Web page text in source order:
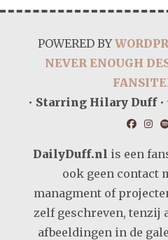
POWERED BY
NEVER ENOUGH
• Starring Hilary Duff•
DailyDuff.nl is een
ook geen contact
managment of
zelf geschreven, tenzij
afbeeldingen in de